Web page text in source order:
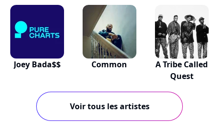
Joey Bada$$ Common
A Tribe Called
Quest
Voir tous les artistes